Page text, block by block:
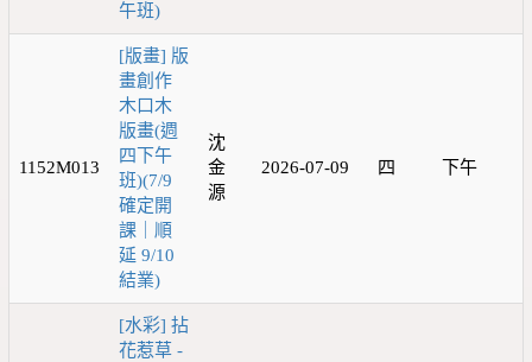
午班)
1152M013
[版畫] 版
畫創作
木口木
版畫(週
四下午
班)(7/9
確定開
課｜順
延 9/10
結業)
沈
金
源
2026-07-09 四 下午
[水彩] 拈
花惹草 -